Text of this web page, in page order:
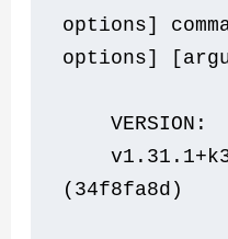
options]
options]
VERSION:
(34f8fa8d)